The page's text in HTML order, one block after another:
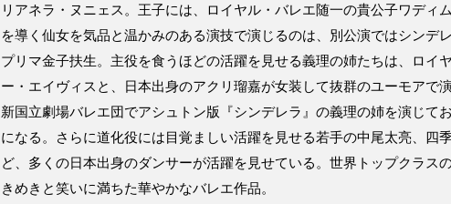
リアネラ・ヌニェス。王子には、ロイヤル・バレエ随一の貴公子ワディ
を導く仙女を気品と温かみのある演技で演じるのは、別公演ではシンデ
プリマ金子扶生。主役を食うほどの活躍を見せる義理の姉たちは、ロイ
ー・エイヴィスと、日本出身のアクリ瑠嘉が女装して抜群のユーモアで
新国立劇場バレエ団でアシュトン版『シンデレラ』の義理の姉を演じて
になる。さらに道化役には目覚ましい活躍を見せる若手の中尾太亮、四
ど、多くの日本出身のダンサーが活躍を見せている。世界トップクラス
きめきと笑いに満ちた華やかなバレエ作品。